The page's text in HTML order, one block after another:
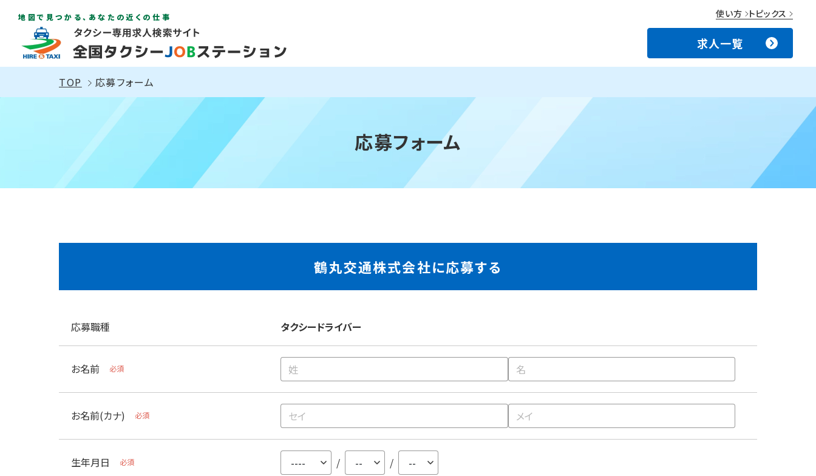
地図で見つかる、あなたの近くの仕事 使い方 トピックス
求人一覧
TOP 応募フォーム
応募フォーム
鶴丸交通株式会社に応募する
応募職種 タクシードライバー
お名前 必須
お名前(カナ) 必須
生年月日 必須 / /